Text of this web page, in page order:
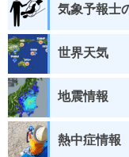
気象予報士
世界天気
地震情報
熱中症情報